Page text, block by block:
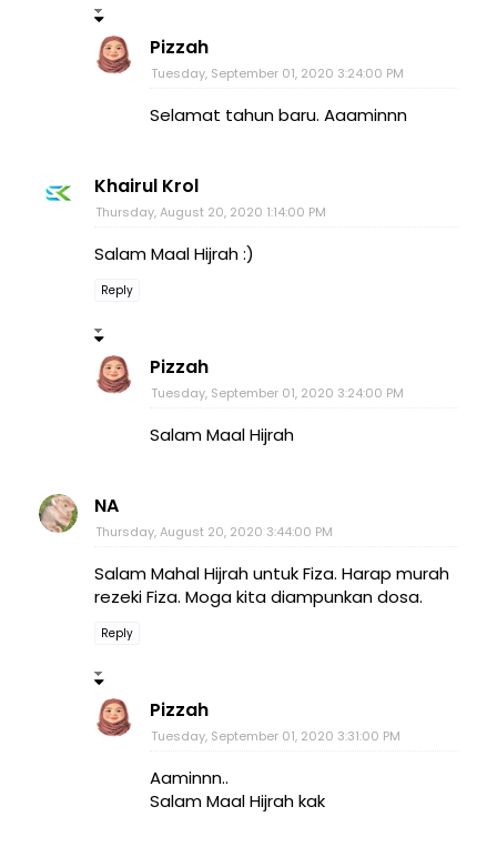
Pizzah
Tuesday, September 01, 2020 3:24:00 PM
Selamat tahun baru. Aaaminnn
Khairul Krol
Thursday, August 20, 2020 1:14:00 PM
Salam Maal Hijrah :)
Reply
Pizzah
Tuesday, September 01, 2020 3:24:00 PM
Salam Maal Hijrah
NA
Thursday, August 20, 2020 3:44:00 PM
Salam Mahal Hijrah untuk Fiza. Harap murah
rezeki Fiza. Moga kita diampunkan dosa.
Reply
Pizzah
Tuesday, September 01, 2020 3:31:00 PM
Aaminnn..
Salam Maal Hijrah kak